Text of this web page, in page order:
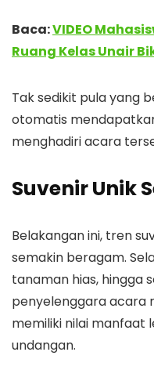
Baca:VIDEO
Ruang Kelas Unair
Tak sedikit pula yang
otomatis
menghadiri acara
Suvenir Unik
Belakangan ini, tren
semakin beragam.
tanaman hias, hingga
penyelenggara acara
memiliki nilai manfaat
undangan.